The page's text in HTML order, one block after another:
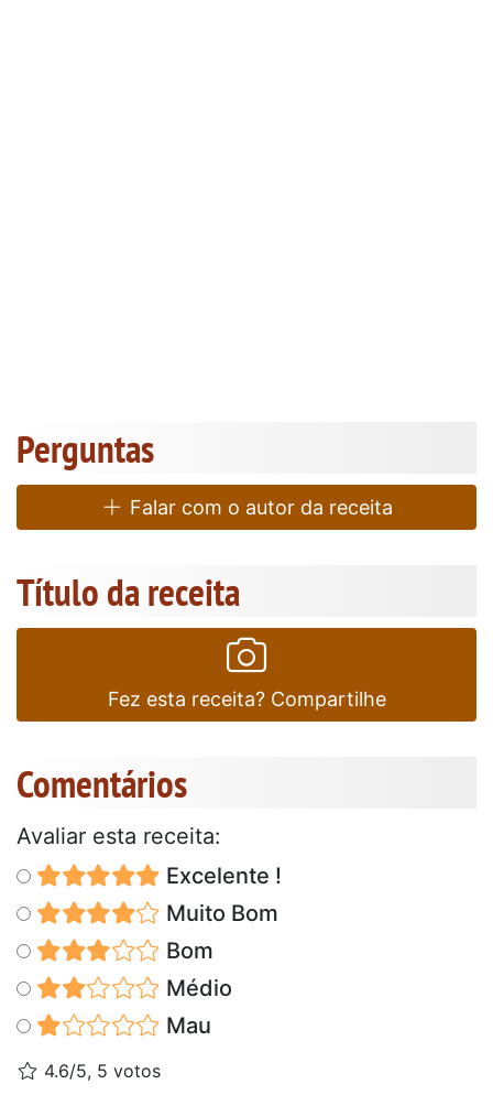
Perguntas
Falar com o autor da receita
Título da receita
Fez esta receita? Compartilhe
Comentários
Avaliar esta receita:
Excelente !
Muito Bom
Bom
Médio
Mau
4.6/5, 5 votos